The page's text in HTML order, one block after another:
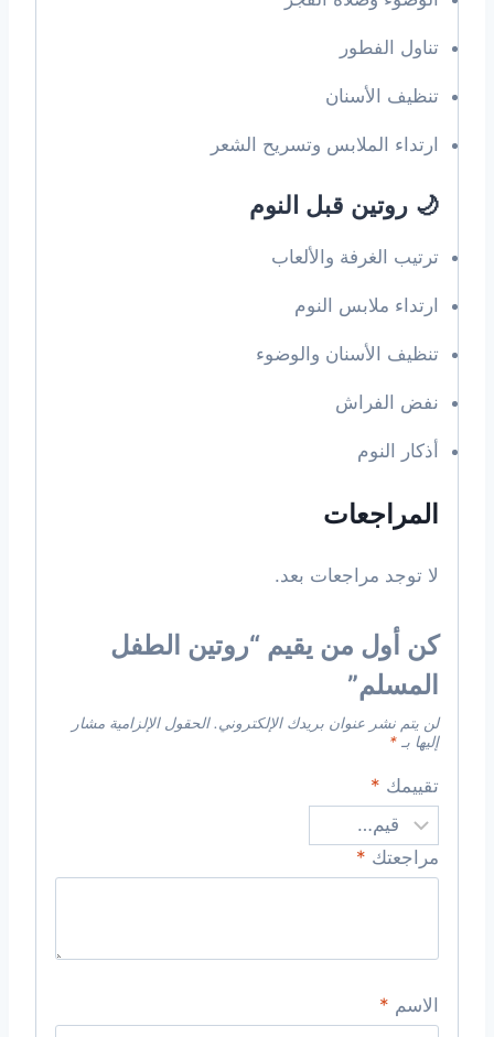
تناول الفطور
تنظيف الأسنان
ارتداء الملابس وتسريح الشعر
🌙 روتين قبل النوم
ترتيب الغرفة والألعاب
ارتداء ملابس النوم
تنظيف الأسنان والوضوء
نفض الفراش
أذكار النوم
المراجعات
لا توجد مراجعات بعد.
كن أول من يقيم “روتين الطفل
المسلم”
لن يتم نشر عنوان بريدك الإلكتروني. الحقول الإلزامية مشار
إليها بـ *
تقييمك *
مراجعتك *
الاسم *